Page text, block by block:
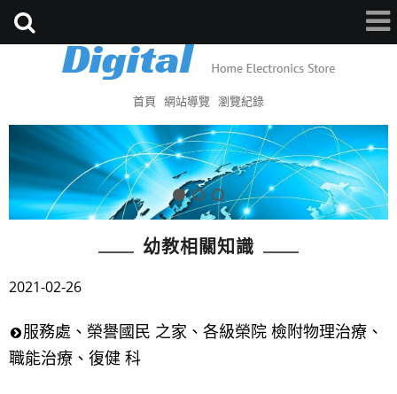
首頁 網站導覽 瀏覽紀錄
幼教相關知識
2021-02-26
服務處、榮譽國民 之家、各級榮院 檢附物理治療、
職能治療、復健 科